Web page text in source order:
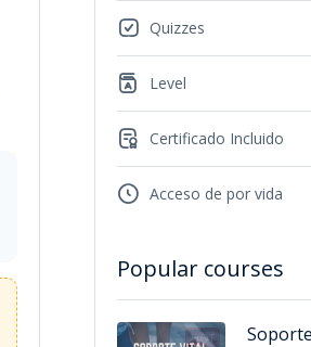
Quizzes
Level
Certificado Incluido
Acceso de por vida
Popular courses
HOT